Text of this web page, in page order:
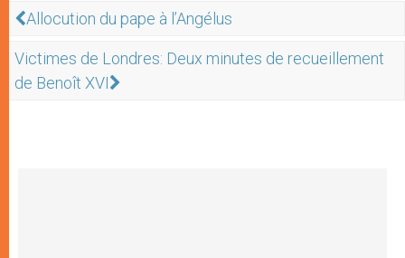
Allocution du pape à l’Angélus
Victimes de Londres: Deux minutes de recueillement
de Benoît XVI